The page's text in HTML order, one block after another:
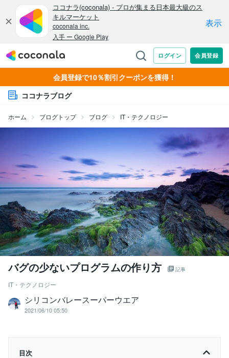
会員登録で10％割引クーポンを獲得！
ココナラブログ
ホーム ブログトップ ブログ IT・テクノロジー
バグの少ないプログラムの作り方 記事
IT・テクノロジー
シリコンバレースーパーウエア
2021/06/10 05:50
目次